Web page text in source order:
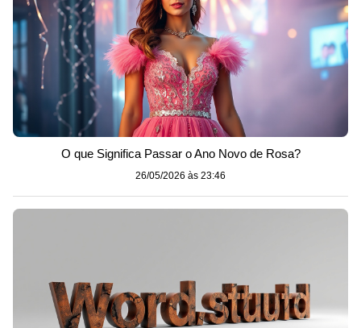
O que Significa Passar o Ano Novo de Rosa?
26/05/2026 às 23:46